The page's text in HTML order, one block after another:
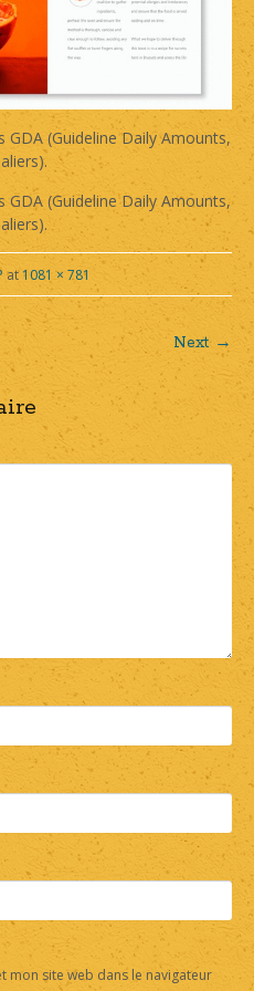
(Guideline Daily Amounts,
(Guideline Daily Amounts,
at 1081 × 781
Next →
mon site web dans le navigateur